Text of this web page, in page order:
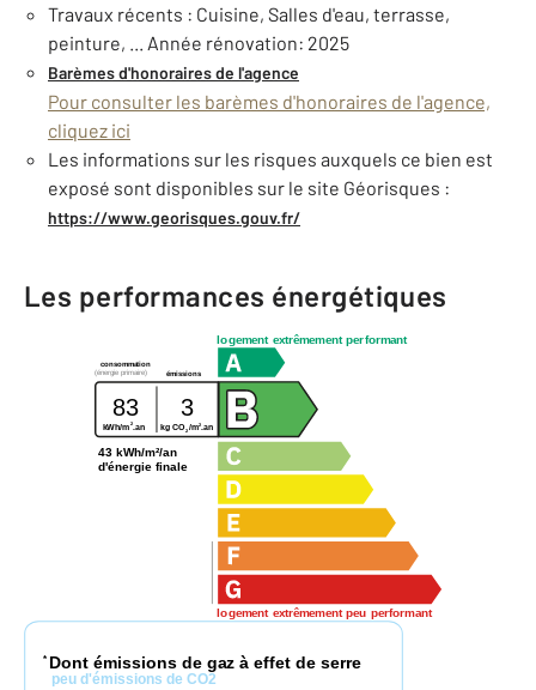
Travaux récents : Cuisine, Salles d'eau, terrasse,
peinture, ... Année rénovation: 2025
Barèmes d'honoraires de l'agence
Pour consulter les barèmes d'honoraires de l'agence,
cliquez ici
Les informations sur les risques auxquels ce bien est
exposé sont disponibles sur le site Géorisques :
https://www.georisques.gouv.fr/
Les performances énergétiques
logement extrêmement performant
logement extrêmement peu performant
consommation
émissions
(énergie primaire)
83 3
kWh/m 2.an kg CO2/m2.an
43 kWh/m²/an
d'énergie finale
* Dont émissions de gaz à effet de serre
peu d'émissions de CO2